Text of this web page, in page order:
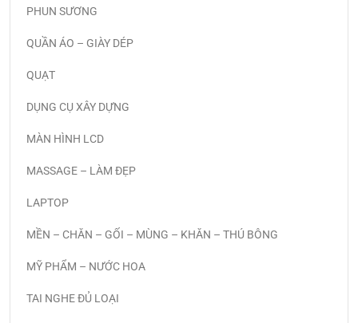
PHUN SƯƠNG
QUẦN ÁO – GIÀY DÉP
QUẠT
DỤNG CỤ XÂY DỰNG
MÀN HÌNH LCD
MASSAGE – LÀM ĐẸP
LAPTOP
MỀN – CHĂN – GỐI – MÙNG – KHĂN – THÚ BÔNG
MỸ PHẨM – NƯỚC HOA
TAI NGHE ĐỦ LOẠI